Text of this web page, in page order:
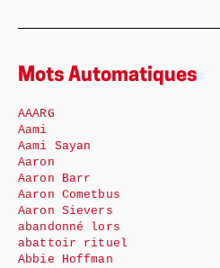
Mots Automatiques
AAARG
Aami
Aami Sayan
Aaron
Aaron Barr
Aaron Cometbus
Aaron Sievers
abandonné lors
abattoir rituel
Abbie Hoffman